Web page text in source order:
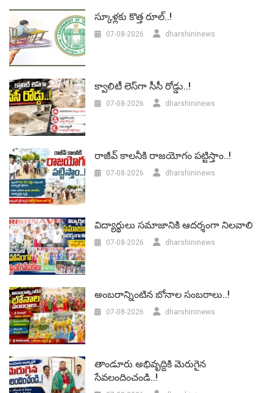
స్కూళ్లకు కొత్త రూల్..!
07-08-2026 dharshininews
క్వాలిటీ లెస్‌గా సీసీ రోడ్డు..!
07-08-2026 dharshininews
రాజీవ్ కాలనీకి రాజయోగం పట్టిస్తాం..!
07-08-2026 dharshininews
విద్యార్థులు సమాజానికి ఆదర్శంగా నిలవాలి
07-08-2026 dharshininews
అంబరాన్నింటిన బోనాల సంబరాలు..!
07-08-2026 dharshininews
తాండూరు అభివృద్దికి మెరుగైన
సేవలందించండి..!